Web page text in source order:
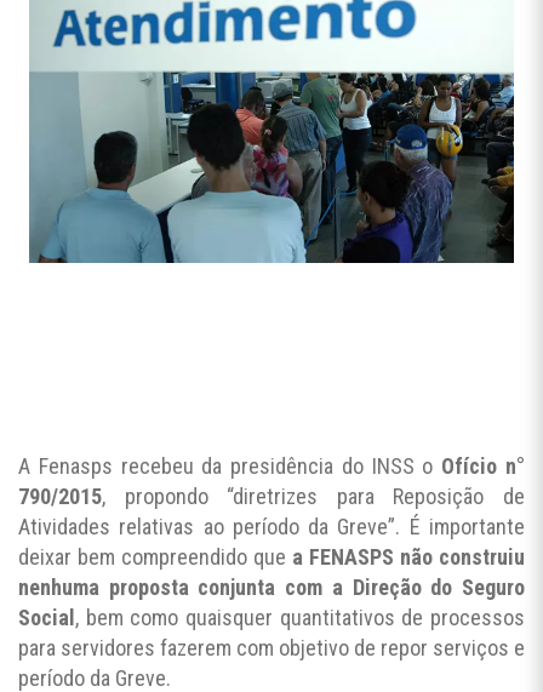
A Fenasps recebeu da presidência do INSS o Ofício n°
790/2015, propondo “diretrizes para Reposição de
Atividades relativas ao período da Greve”. É importante
deixar bem compreendido que a FENASPS não construiu
nenhuma proposta conjunta com a Direção do Seguro
Social, bem como quaisquer quantitativos de processos
para servidores fazerem com objetivo de repor serviços e
período da Greve.